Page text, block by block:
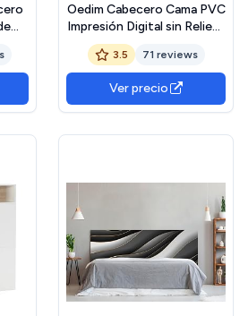
Oedim Cabecero Cama PVC
Impresión Digital sin Relieve
Textura Madera 150 x 60
cm | Disponible en Varias
Medidas | Cabecero Ligero,
Elegante, Resistente y
Económico
3.5 71 reviews
Ver precio